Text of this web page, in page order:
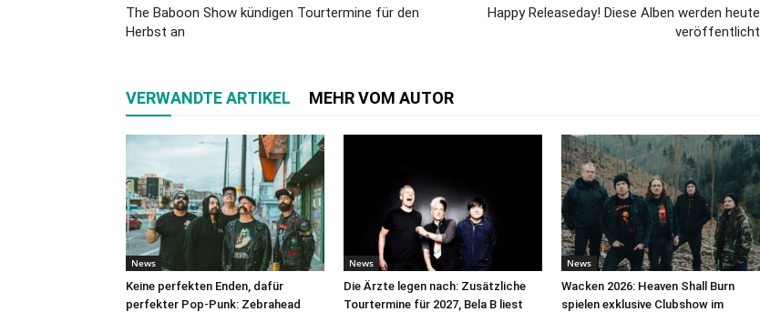
The Baboon Show kündigen Tourtermine für den
Herbst an
Happy Releaseday! Diese Alben werden heute
veröffentlicht
VERWANDTE ARTIKEL MEHR VOM AUTOR
News
Keine perfekten Enden, dafür
perfekter Pop-Punk: Zebrahead
News
Die Ärzte legen nach: Zusätzliche
Tourtermine für 2027, Bela B liest
News
Wacken 2026: Heaven Shall Burn
spielen exklusive Clubshow im